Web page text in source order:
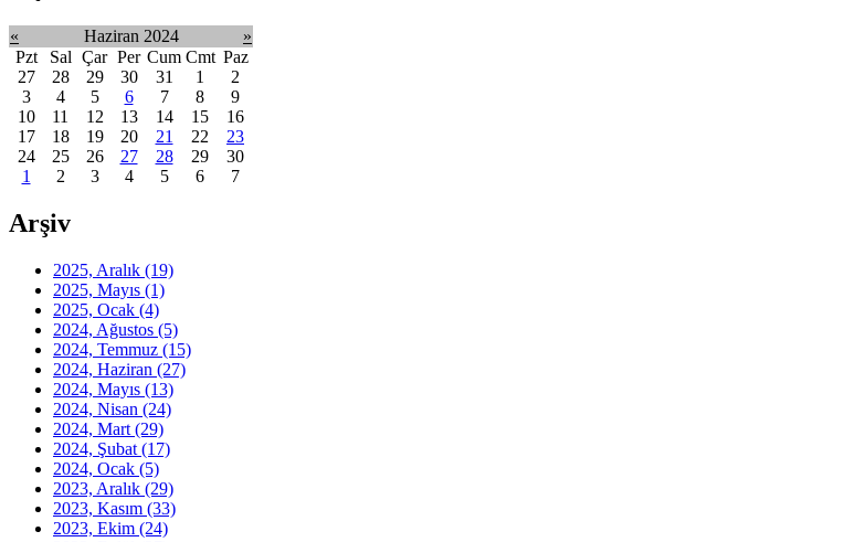
« Haziran 2024
»
Pzt
Sal Çar Per Cum Cmt Paz
27
28 29 30 31 1
2
3
4 5 6 7 8
9
10
11 12 13 14 15
16
17
18 19 20 21 22
23
24
25 26 27 28 29
30
1
2 3 4 5 6 7
Arşiv
2025, Aralık (19)
2025, Mayıs (1)
2025, Ocak (4)
2024, Ağustos (5)
2024, Temmuz (15)
2024, Haziran (27)
2024, Mayıs (13)
2024, Nisan (24)
2024, Mart (29)
2024, Şubat (17)
2024, Ocak (5)
2023, Aralık (29)
2023, Kasım (33)
2023, Ekim (24)